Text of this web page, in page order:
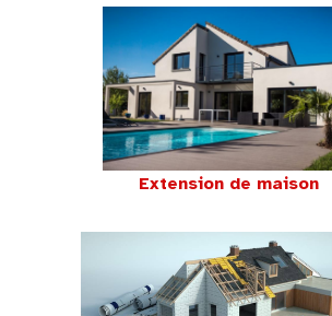
Extension de maison